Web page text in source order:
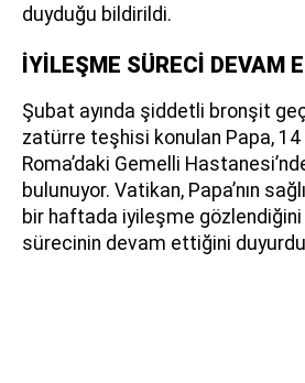
duyduğu bildirildi.
İYİLEŞME SÜRECİ DEVAM
Şubat ayında şiddetli bronşit
zatürre teşhisi konulan Papa, 14
Roma’daki Gemelli
bulunuyor. Vatikan, Papa’nın
bir haftada iyileşme
sürecinin devam ettiğini